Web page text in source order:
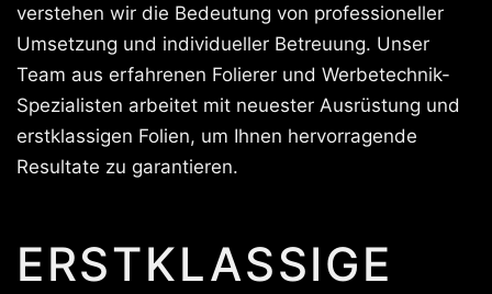
verstehen wir die Bedeutung von professioneller
Umsetzung und individueller Betreuung. Unser
Team aus erfahrenen Folierer und Werbetechnik-
Spezialisten arbeitet mit neuester Ausrüstung und
erstklassigen Folien, um Ihnen hervorragende
Resultate zu garantieren.
ERSTKLASSIGE